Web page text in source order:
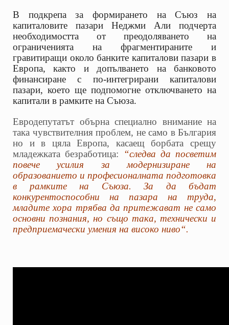
В подкрепа за формирането на Съюз на
капиталовите пазари Неджми Али подчерта
необходимостта от преодоляването на
ограниченията на фрагментираните и
гравитиращи около банките капиталови пазари в
Европа, както и допълването на банковото
финансиране с по-интегрирани капиталови
пазари, което ще подпомогне отключването на
капитали в рамките на Съюза.
Евродепутатът обърна специално внимание на
така чувствителния проблем, не само в България
но и в цяла Европа, касаещ борбата срещу
младежката безработица:
“следва да посветим
повече усилия за модернизиране на
образованието и професионалната подготовка
в рамките на Съюза. За да бъдат
конкурентоспособни на пазара на труда,
младите хора трябва да притежават не само
основни познания, но също така, технически и
предприемачески умения на високо ниво“.